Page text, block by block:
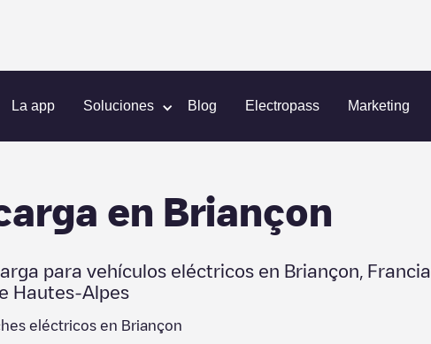
La app Soluciones Blog Electropass Marketing
Alpes Briançon
en Briançon
para vehículos eléctricos en Briançon Francia
Hautes-Alpes
eléctricos en Briançon